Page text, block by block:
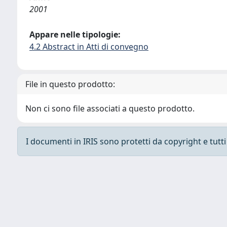
2001
Appare nelle tipologie:
4.2 Abstract in Atti di convegno
File in questo prodotto:
Non ci sono file associati a questo prodotto.
I documenti in IRIS sono protetti da copyright e